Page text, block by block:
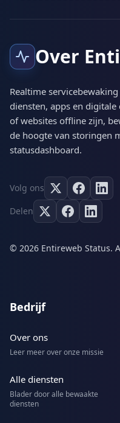
Over
Realtime
diensten, apps en
of websites offline zijn,
de hoogte van storingen
statusdashboard.
Volg ons
Delen
© 2026 Entireweb Status.
Bedrijf
Over ons
Leer meer over onze missie
Alle diensten
Blader door alle bewaakte
diensten